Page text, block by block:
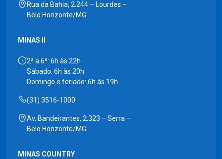
Rua da Bahia, 2.244 – Lourdes –
Belo Horizonte/MG
MINAS II
2ª a 6ª: 6h às 22h
Sábado: 6h às 20h
Domingo e feriado: 6h às 19h
(31) 3516-1000
Av. Bandeirantes, 2.323 – Serra –
Belo Horizonte/MG
MINAS COUNTRY